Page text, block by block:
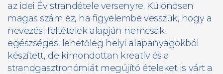
az idei Év strandétele versenyre. Különösen
magas szám ez, ha figyelembe vesszük, hogy a
nevezési feltételek alapján nemcsak
egészséges, lehetőleg helyi alapanyagokból
készített, de kimondottan kreatív és a
strandgasztronómiát megújító ételeket is várt a